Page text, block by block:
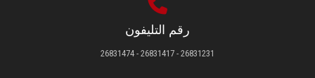
رقم التليفون
26831231 - 26831417 - 26831474